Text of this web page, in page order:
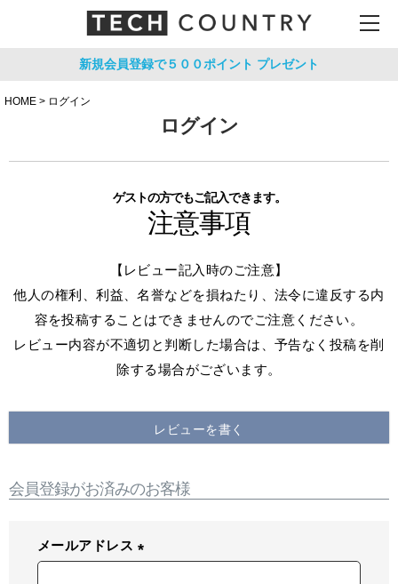
新規会員登録で５００ポイント プレゼント
HOME ログイン
ログイン
ゲストの方でもご記入できます。
注意事項
【レビュー記入時のご注意】
他人の権利、利益、名誉などを損ねたり、法令に違反する内
容を投稿することはできませんのでご注意ください。
レビュー内容が不適切と判断した場合は、予告なく投稿を削
除する場合がございます。
レビューを書く
会員登録がお済みのお客様
メールアドレス